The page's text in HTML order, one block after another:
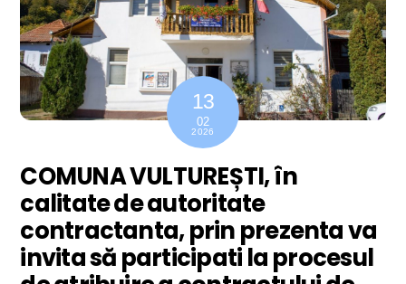
13
02
2026
COMUNA VULTUREȘTI, în
calitate de autoritate
contractanta, prin prezenta va
invita să participati la procesul